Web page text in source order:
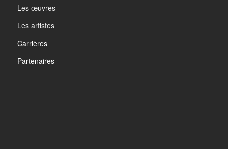
Les œuvres
Les artistes
Carrières
Partenaires